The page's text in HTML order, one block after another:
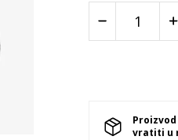
vratiti u